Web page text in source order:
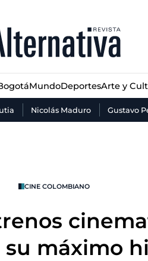
MundoDeportesArte y
Nicolás Maduro Gustavo
Mundo Deportes Arte y
CINE COLOMBIANO
máximo